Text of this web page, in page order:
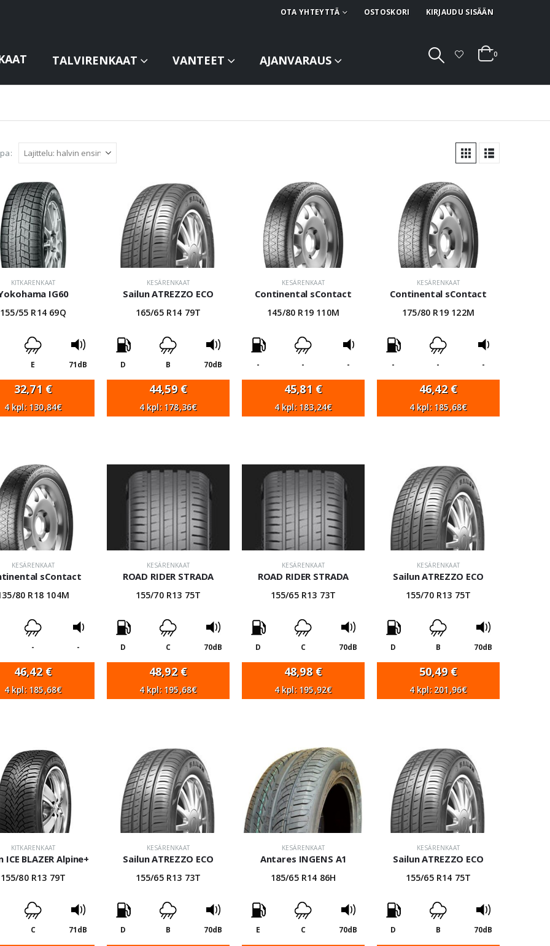
OTA YHTEYTTÄ OSTOSKORI KIRJAUDU SISÄÄN
TALVIRENKAAT VANTEET AJANVARAUS 0
KITKARENKAAT
IG60
155/55 R14 69Q
E 71dB
32,71 €
4 kpl: 130,84€
KESÄRENKAAT
Sailun ATREZZO ECO
165/65 R14 79T
D B 70dB
44,59 €
4 kpl: 178,36€
KESÄRENKAAT
Continental sContact
145/80 R19 110M
- - -
45,81 €
4 kpl: 183,24€
KESÄRENKAAT
Continental sContact
175/80 R19 122M
- - -
46,42 €
4 kpl: 185,68€
KESÄRENKAAT
sContact
80 R18 104M
- -
46,42 €
4 kpl: 185,68€
KESÄRENKAAT
ROAD RIDER STRADA
155/70 R13 75T
D C 70dB
48,92 €
4 kpl: 195,68€
KESÄRENKAAT
ROAD RIDER STRADA
155/65 R13 73T
D C 70dB
48,98 €
4 kpl: 195,92€
KESÄRENKAAT
Sailun ATREZZO ECO
155/70 R13 75T
D B 70dB
50,49 €
4 kpl: 201,96€
KITKARENKAAT
ICE BLAZER Alpine+
155/80 R13 79T
C 71dB
KESÄRENKAAT
Sailun ATREZZO ECO
155/65 R13 73T
D B 70dB
KESÄRENKAAT
Antares INGENS A1
185/65 R14 86H
E C 70dB
KESÄRENKAAT
Sailun ATREZZO ECO
155/65 R14 75T
D B 70dB